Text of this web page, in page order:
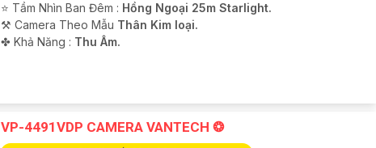
⭐ Tầm Nhìn Ban Đêm : Hồng Ngoại 25m Starlight.
⚒ Camera Theo Mẫu Thân Kim loại.
️✤ Khả Năng : Thu Âm.
VP-4491VDP CAMERA VANTECH ❂